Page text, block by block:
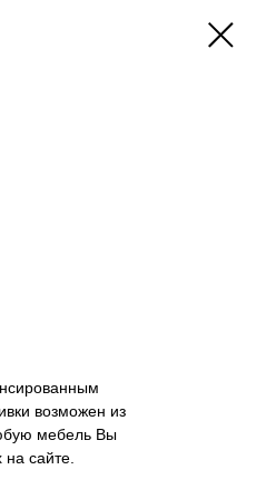
возможен из
мебель Вы
сайте.